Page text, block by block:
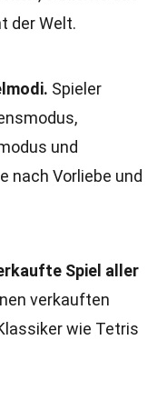
der Welt.
Spieler
und
nach Vorliebe und
Spiel aller
verkauften
wie Tetris